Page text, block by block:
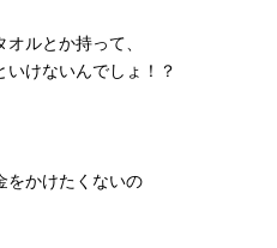
ルとか持って、
けないんでしょ！？
をかけたくないの